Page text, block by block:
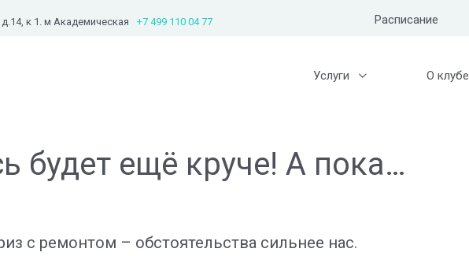
к 1. м Академическая +7 499 110 04 77 Расписание
Услуги О клубе
будет ещё круче! А пока…
с ремонтом – обстоятельства сильнее нас.